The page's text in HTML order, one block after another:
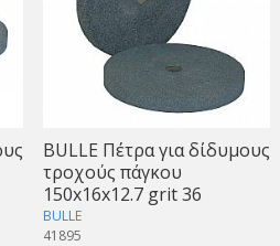
BULLE Πέτρα για δίδυμους
τροχούς πάγκου
150x16x12.7 grit 36
BULLE
41895